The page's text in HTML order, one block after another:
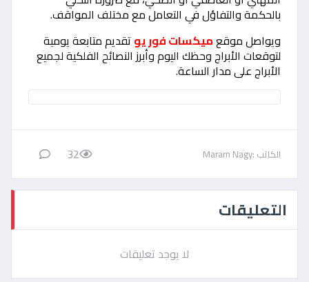
بالحكمة والتفاؤل في التعامل مع مختلف المواقف.
ويواصل موقعميكسات فور يو تقديم متابعة يومية
لتوقعات الأبراج وحظك اليوم وأبرز النصائح الفلكية لجميع
الأبراج على مدار الساعة.
الكاتب :Maram Nagy 32
التعليقات
لا يوجد تعليقات